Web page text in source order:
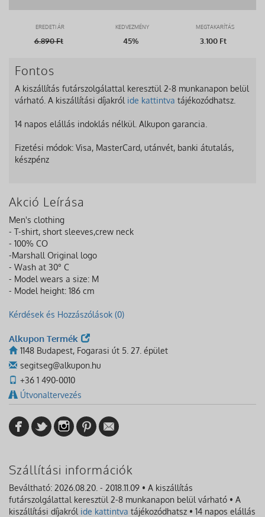
EREDETI ÁR KEDVEZMÉNY MEGTAKARÍTÁS
6.890Ft 45% 3.100 Ft
Fontos
A kiszállítás futárszolgálattal keresztül 2-8 munkanapon belül
várható. A kiszállítási díjakról ide kattintva tájékozódhatsz.
14 napos elállás indoklás nélkül. Alkupon garancia.
Fizetési módok: Visa, MasterCard, utánvét, banki átutalás,
készpénz
Akció Leírása
Men's clothing
- T-shirt, short sleeves,crew neck
- 100% CO
-Marshall Original logo
- Wash at 30° C
- Model wears a size: M
- Model height: 186 cm
Kérdések és Hozzászólások (0)
Alkupon Termék
1148 Budapest, Fogarasi út 5. 27. épület
segitseg@alkupon.hu
+36 1 490-0010
Útvonaltervezés
Szállítási információk
Beváltható: 2026.08.20. - 2018.11.09 • A kiszállítás
futárszolgálattal keresztül 2-8 munkanapon belül várható • A
kiszállítási díjakról ide kattintva tájékozódhatsz • 14 napos elállás